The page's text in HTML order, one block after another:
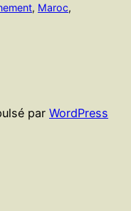
, Maroc
par WordPress